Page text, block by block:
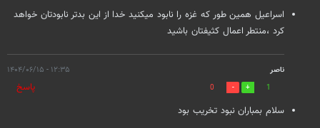
اسراعیل همین طور که غزه را نابود میکنید خدا از این بدتر نابودتان خواهد
کرد ،منتطر اعمال کثیفتان باشید
ناصر ۱۲:۳۵ - ۱۴۰۴/۰۶/۱۵
1
0
پاسخ
سلام بمباران نبود تخریب بود